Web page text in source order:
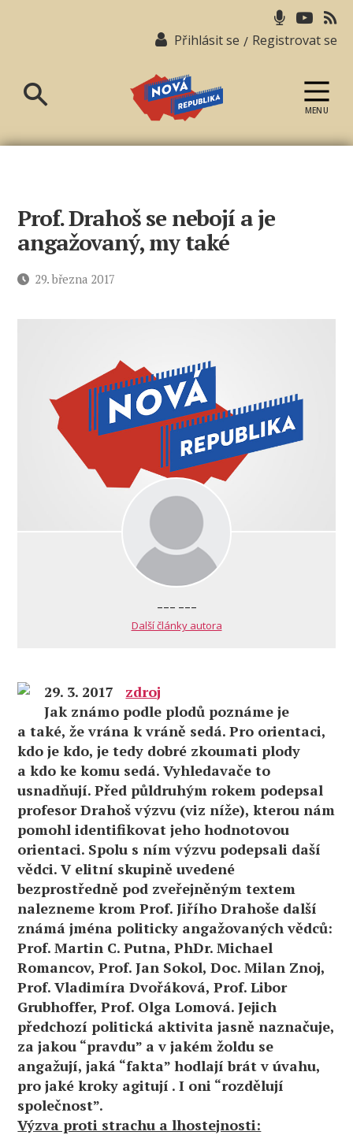
Přihlásit se / Registrovat se
republika
MENU
Prof. Drahoš se nebojí a je
angažovaný, my také
Datum29. března 2017
--- ---
Další články autora
29. 3. 2017 zdroj
Jak známo podle plodů poznáme je
a také, že vrána k vráně sedá. Pro orientaci,
kdo je kdo, je tedy dobré zkoumati plody
a kdo ke komu sedá. Vyhledavače to
usnadňují. Před půldruhým rokem podepsal
profesor Drahoš výzvu (viz níže), kterou nám
pomohl identifikovat jeho hodnotovou
orientaci. Spolu s ním výzvu podepsali daší
vědci. V elitní skupině uvedené
bezprostředně pod zveřejněným textem
nalezneme krom Prof. Jiřího Drahoše další
známá jména politicky angažovaných vědců:
Prof. Martin C. Putna, PhDr. Michael
Romancov, Prof. Jan Sokol, Doc. Milan Znoj,
Prof. Vladimíra Dvořáková, Prof. Libor
Grubhoffer, Prof. Olga Lomová. Jejich
předchozí politická aktivita jasně naznačuje,
za jakou “pravdu” a v jakém žoldu se
angažují, jaká “fakta” hodlají brát v úvahu,
pro jaké kroky agitují . I oni “rozdělují
společnost”.
Výzva proti strachu a lhostejnosti: